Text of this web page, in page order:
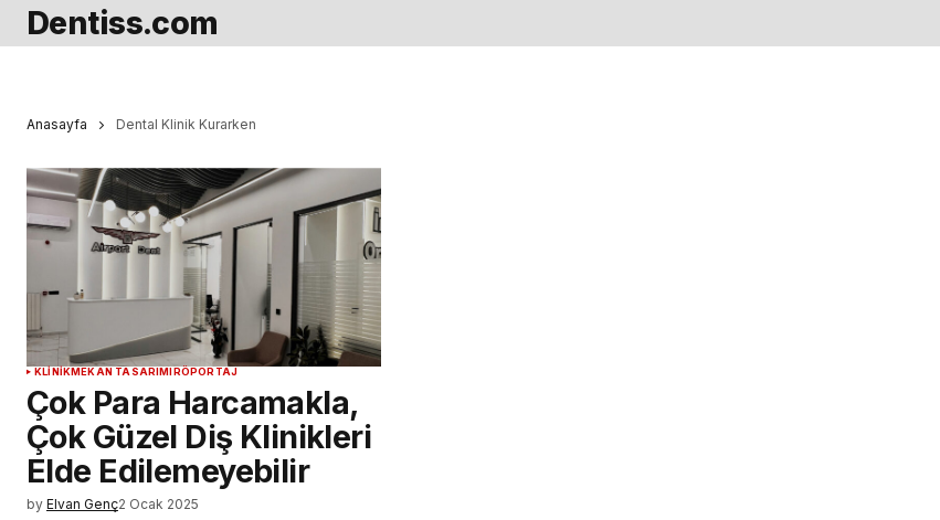
Dentiss.com
Anasayfa Dental Klinik Kurarken
KLINIKMEKAN TASARIMIRÖPORTAJ
Çok Para Harcamakla,
Çok Güzel Diş Klinikleri
Elde Edilemeyebilir
by Elvan Genç2 Ocak 2025